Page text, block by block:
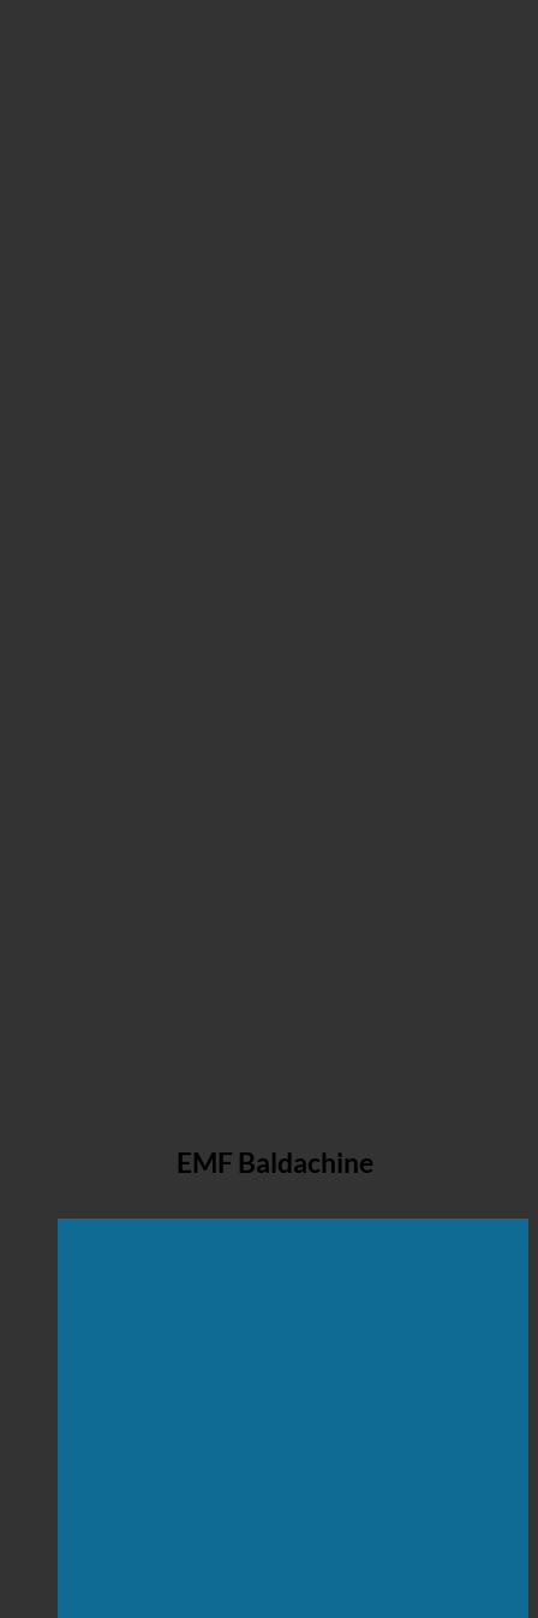
EMF Baldachine